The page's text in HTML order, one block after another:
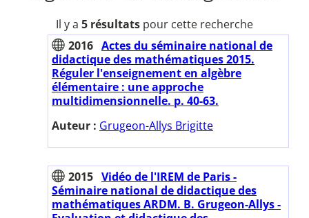
Il y a 5 résultats pour cette recherche
2016 Actes du séminaire national de
didactique des mathématiques 2015.
Réguler l'enseignement en algèbre
élémentaire : une approche
multidimensionnelle. p. 40-63.
Auteur : Grugeon-Allys Brigitte
2015 Vidéo de l'IREM de Paris -
Séminaire national de didactique des
mathématiques ARDM. B. Grugeon-Allys -